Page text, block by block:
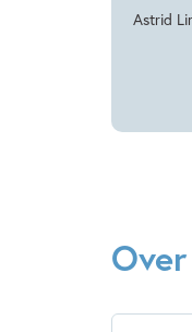
Astrid